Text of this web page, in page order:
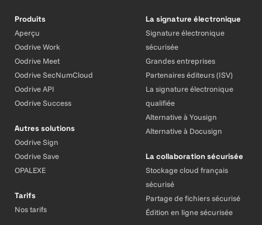
Produits
Aperçu
Oodrive Work
Oodrive Meet
Oodrive SecNumCloud
Oodrive API
Oodrive Success
Autres solutions
Oodrive Sign
Oodrive Save
OPALEXE
Tarifs
Nos tarifs
La signature électronique
Signature électronique
sécurisée
Grandes entreprises
Partenaires éditeurs (ISV)
La signature électronique
qualifiée
Alternative à Yousign
Alternative à Docusign
La collaboration sécurisée
Stockage cloud français
sécurisé
Partage de fichiers sécurisé
Édition en ligne sécurisée